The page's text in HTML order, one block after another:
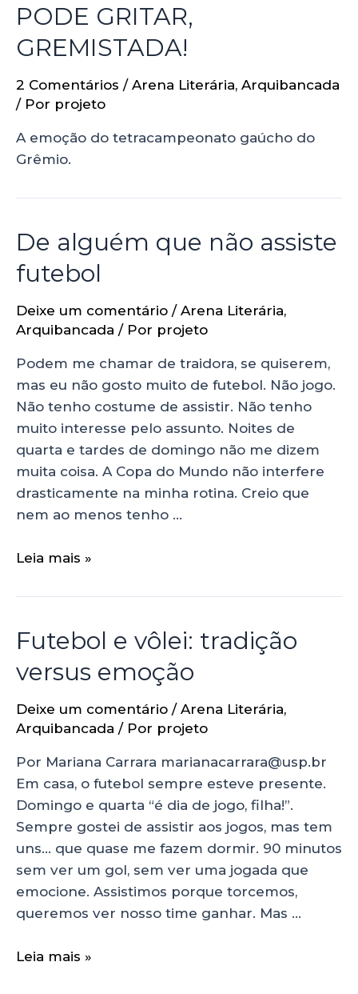
PODE GRITAR,
GREMISTADA!
2 Comentários / Arena Literária, Arquibancada
/ Por projeto
A emoção do tetracampeonato gaúcho do
Grêmio.
De alguém que não assiste
futebol
Deixe um comentário / Arena Literária,
Arquibancada / Por projeto
Podem me chamar de traidora, se quiserem,
mas eu não gosto muito de futebol. Não jogo.
Não tenho costume de assistir. Não tenho
muito interesse pelo assunto. Noites de
quarta e tardes de domingo não me dizem
muita coisa. A Copa do Mundo não interfere
drasticamente na minha rotina. Creio que
nem ao menos tenho …
Leia mais »
Futebol e vôlei: tradição
versus emoção
Deixe um comentário / Arena Literária,
Arquibancada / Por projeto
Por Mariana Carrara marianacarrara@usp.br
Em casa, o futebol sempre esteve presente.
Domingo e quarta “é dia de jogo, filha!”.
Sempre gostei de assistir aos jogos, mas tem
uns… que quase me fazem dormir. 90 minutos
sem ver um gol, sem ver uma jogada que
emocione. Assistimos porque torcemos,
queremos ver nosso time ganhar. Mas …
Leia mais »